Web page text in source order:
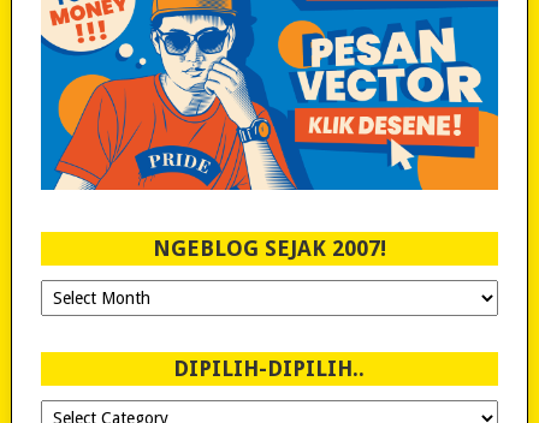
NGEBLOG SEJAK 2007!
Ngeblog
Sejak
DIPILIH-DIPILIH..
Dipilih-